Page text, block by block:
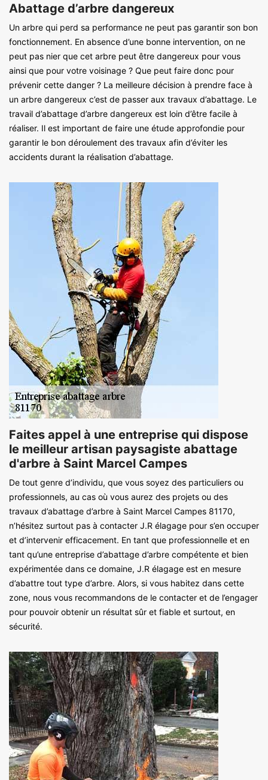
Abattage d’arbre dangereux
Un arbre qui perd sa performance ne peut pas garantir son bon
fonctionnement. En absence d’une bonne intervention, on ne
peut pas nier que cet arbre peut être dangereux pour vous
ainsi que pour votre voisinage ? Que peut faire donc pour
prévenir cette danger ? La meilleure décision à prendre face à
un arbre dangereux c’est de passer aux travaux d’abattage. Le
travail d’abattage d’arbre dangereux est loin d’être facile à
réaliser. Il est important de faire une étude approfondie pour
garantir le bon déroulement des travaux afin d’éviter les
accidents durant la réalisation d’abattage.
Faites appel à une entreprise qui dispose
le meilleur artisan paysagiste abattage
d'arbre à Saint Marcel Campes
De tout genre d’individu, que vous soyez des particuliers ou
professionnels, au cas où vous aurez des projets ou des
travaux d’abattage d’arbre à Saint Marcel Campes 81170,
n’hésitez surtout pas à contacter J.R élagage pour s’en occuper
et d’intervenir efficacement. En tant que professionnelle et en
tant qu’une entreprise d’abattage d’arbre compétente et bien
expérimentée dans ce domaine, J.R élagage est en mesure
d’abattre tout type d’arbre. Alors, si vous habitez dans cette
zone, nous vous recommandons de le contacter et de l’engager
pour pouvoir obtenir un résultat sûr et fiable et surtout, en
sécurité.